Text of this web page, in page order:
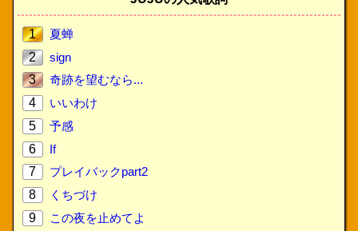
1
夏蝉
2
sign
3
奇跡を望むなら...
4
いいわけ
5
予感
6
If
7
プレイバックpart2
8
くちづけ
9
この夜を止めてよ